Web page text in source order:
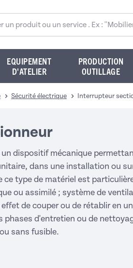
EQUIPEMENT
D'ATELIER
PRODUCTION
OUTILLAGE
Sécurité électrique Interrupteur
dispositif mécanique
dans une installation ou
type de matériel est
ou assimilé ; système de
de couper ou de rétablir en
phases d'entretien ou de
sans fusible.